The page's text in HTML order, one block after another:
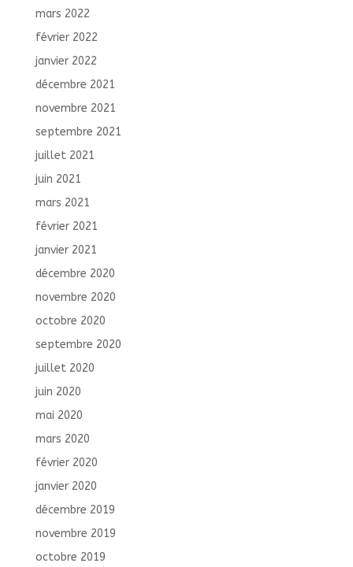
mars 2022
février 2022
janvier 2022
décembre 2021
novembre 2021
septembre 2021
juillet 2021
juin 2021
mars 2021
février 2021
janvier 2021
décembre 2020
novembre 2020
octobre 2020
septembre 2020
juillet 2020
juin 2020
mai 2020
mars 2020
février 2020
janvier 2020
décembre 2019
novembre 2019
octobre 2019